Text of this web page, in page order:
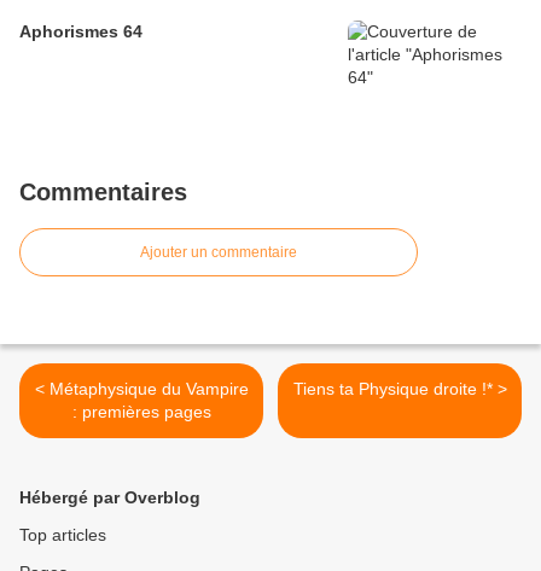
Aphorismes 64
Commentaires
Ajouter un commentaire
< Métaphysique du Vampire
: premières pages
Tiens ta Physique droite !* >
Hébergé par Overblog
Top articles